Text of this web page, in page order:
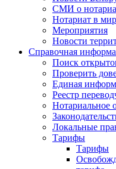
СМИ о
Нотариат в
Мероприятия
Новости
Справочная
Поиск
Проверить
Единая
Реестр
Нотариальное
Локальные
Тарифы
Тарифы